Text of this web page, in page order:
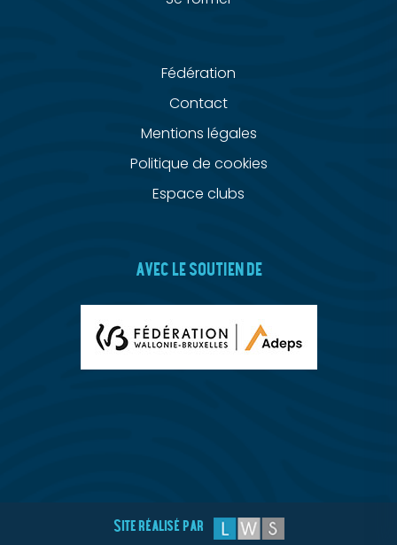
Fédération
Contact
Mentions légales
Politique de cookies
Espace clubs
AVEC LE SOUTIEN DE
Site réalisé par